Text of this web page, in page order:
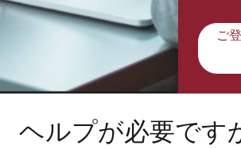
ご
ヘルプが必要です